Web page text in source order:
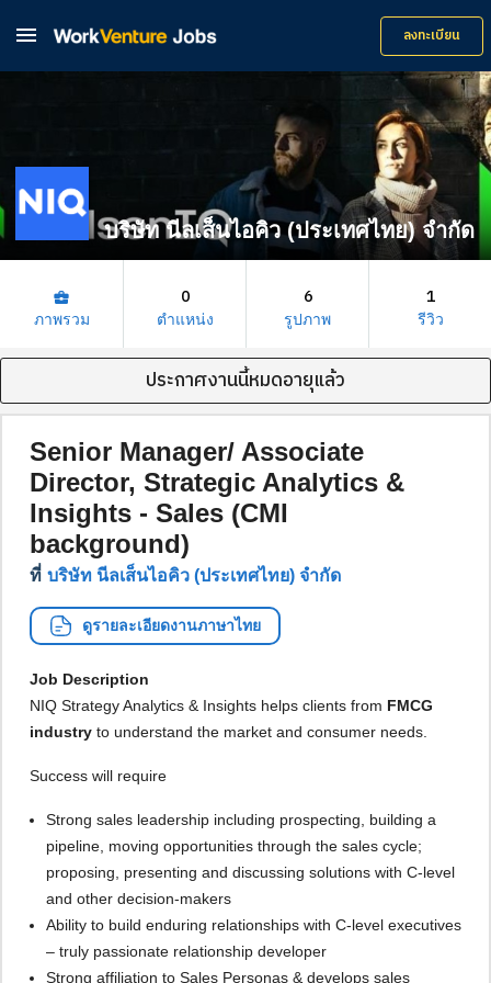
 ลงทะเบียน
บริษัท นีลเส็นไอคิว (ประเทศไทย) จำกัด
business_center
ภาพรวม
0
ตำแหน่ง
6
รูปภาพ
1
รีวิว
ประกาศงานนี้หมดอายุแล้ว
Senior Manager/ Associate
Director, Strategic Analytics &
Insights - Sales (CMI
background)
ที่ บริษัท นีลเส็นไอคิว (ประเทศไทย) จำกัด
ดูรายละเอียดงานภาษาไทย
Job Description
NIQ Strategy Analytics & Insights helps clients from FMCG
industry to understand the market and consumer needs.
Success will require
Strong sales leadership including prospecting, building a
pipeline, moving opportunities through the sales cycle;
proposing, presenting and discussing solutions with C-level
and other decision-makers
Ability to build enduring relationships with C-level executives
– truly passionate relationship developer
Strong affiliation to Sales Personas & develops sales